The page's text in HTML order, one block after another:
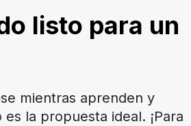
listo para un
mientras aprenden y
la propuesta ideal. ¡Para